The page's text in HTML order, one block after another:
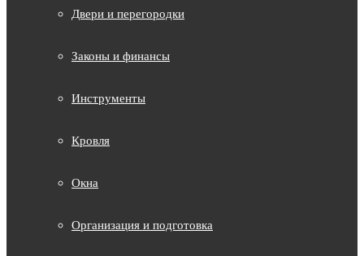
Двери и перегородки
Законы и финансы
Инструменты
Кровля
Окна
Организация и подготовка